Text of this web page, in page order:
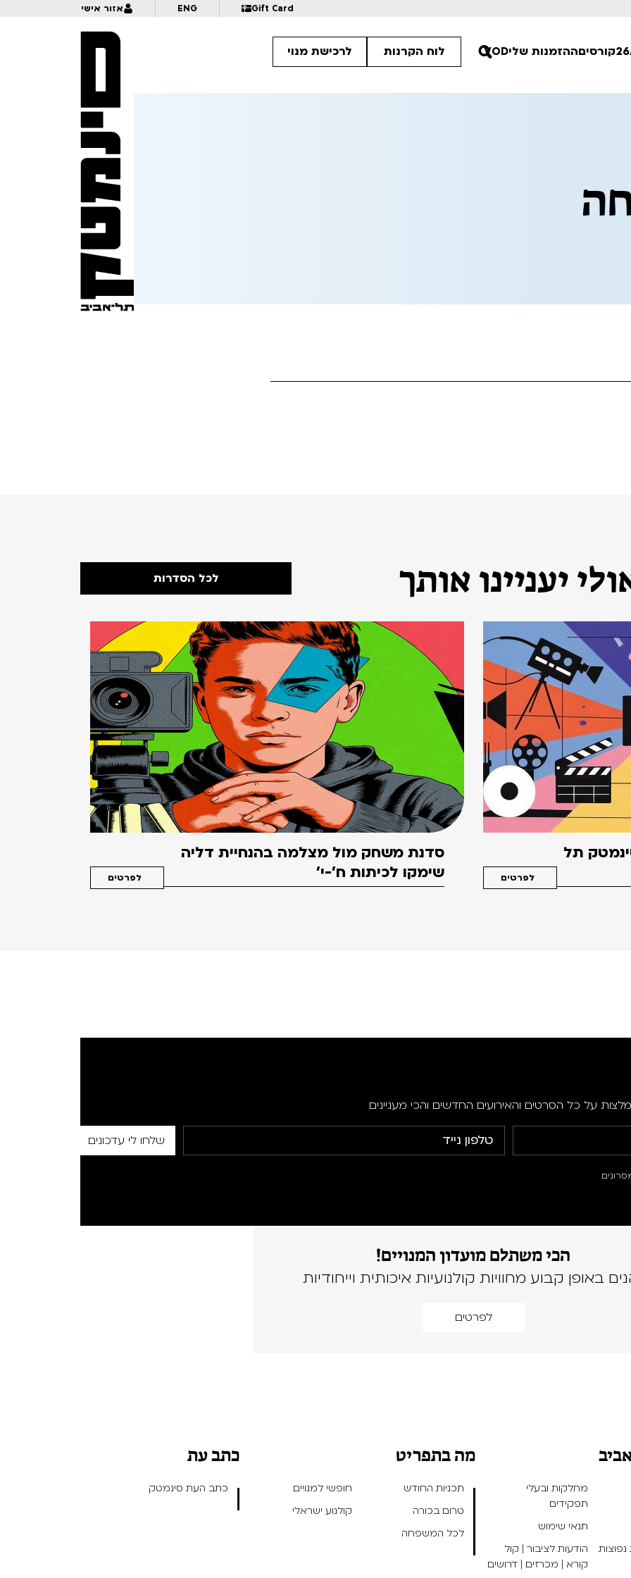
Gift Card
ENG אזור אישי
קורסיםההזמנות שליVOD לוח הקרנות לרכישת מנוי
יעניינו אותך לכל הסדרות
תל
לפרטים
סדנת משחק מול מצלמה בהנחיית דליה
שימקו לכיתות ח'-י'
לפרטים
על כל הסרטים והאירועים החדשים והכי מעניינים
הכי משתלם מועדון המנויים!
באופן קבוע מחוויות קולנועיות איכותית וייחודיות
לפרטים
מחלקות ובעלי
תפקידים
תנאי שימוש
הודעות לציבור | קול
קורא | מכרזים | דרושים
מה בתפריט
תכניות החודש
חופשי למנויים
טרום בכורה
קולנוע ישראלי
לכל המשפחה
כתב עת
כתב העת סינמטק